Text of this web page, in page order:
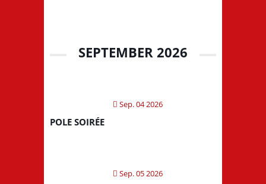
SEPTEMBER 2026
Sep. 04 2026
POLE SOIRÉE
Sep. 05 2026